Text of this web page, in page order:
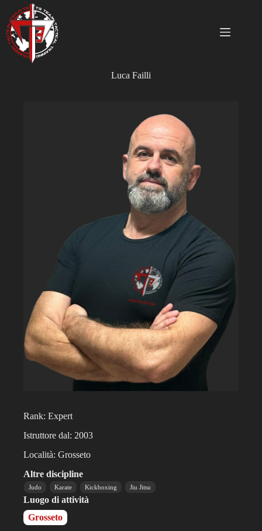
contenuto
Luca Failli
Rank: Expert
Istruttore dal: 2003
Località: Grosseto
Altre discipline
Judo Karate Kickboxing Jiu Jitsu
Luogo di attività
Grosseto